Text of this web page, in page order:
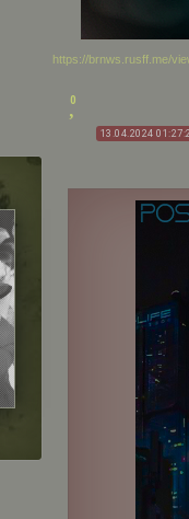
https://brnws.rusff.me/
0
13.04.2024